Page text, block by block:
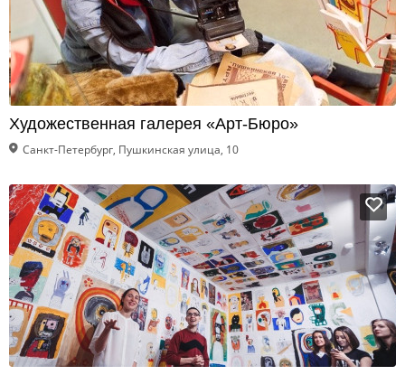
Художественная галерея «Арт-Бюро»
Санкт-Петербург, Пушкинская улица, 10